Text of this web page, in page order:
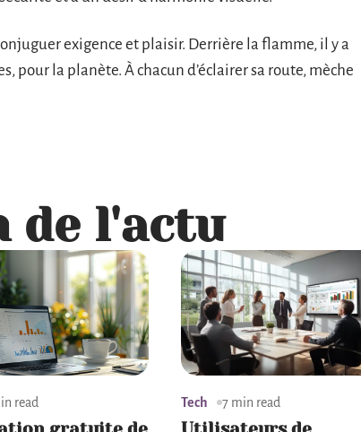
exigence et plaisir. Derrière la flamme, il y a
pour la planète. À chacun d’éclairer sa route, mèche
de l'actu
read Tech 7 min read